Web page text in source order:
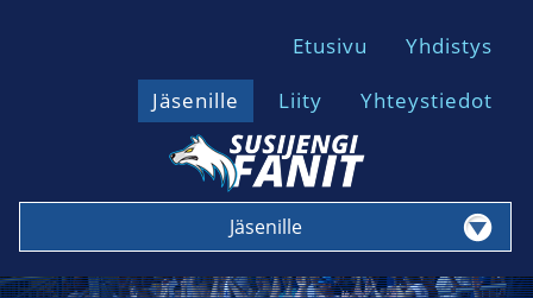
Etusivu
Yhdistys
Jäsenille
Liity Yhteystiedot
Jäsenille